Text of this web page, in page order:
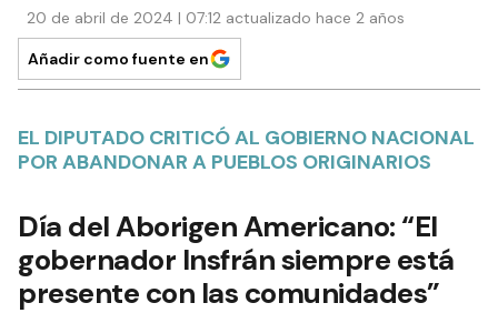
20 de abril de 2024 | 07:12 actualizado hace 2 años
Añadir como fuente en
EL DIPUTADO CRITICÓ AL GOBIERNO NACIONAL
POR ABANDONAR A PUEBLOS ORIGINARIOS
Día del Aborigen Americano: “El
gobernador Insfrán siempre está
presente con las comunidades”